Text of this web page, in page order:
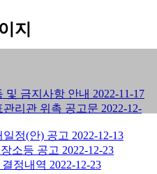
지
및 금지사항 안내 2022-11-17
리관 위촉 공고문 2022-12-
정(안) 공고 2022-12-13
소등 공고 2022-12-23
정내역 2022-12-23